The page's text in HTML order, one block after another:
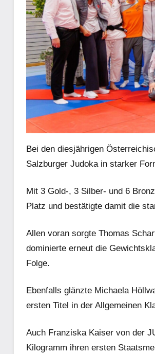
Bei den diesjährigen
Salzburger Judoka in starker
Mit 3 Gold-, 3 Silber- und 6
Platz und bestätigte damit die
Allen voran sorgte Thomas
dominierte erneut die
Folge.
Ebenfalls glänzte Michaela
ersten Titel in der Allgemeinen
Auch Franziska Kaiser von der
Kilogramm ihren ersten